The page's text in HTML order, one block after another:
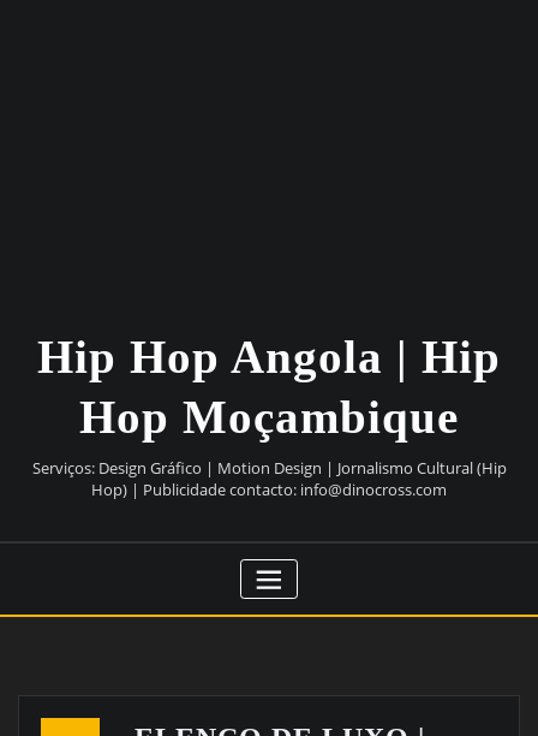
Hip Hop Angola | Hip
Hop Moçambique
Serviços: Design Gráfico | Motion Design | Jornalismo Cultural (Hip
Hop) | Publicidade contacto: info@dinocross.com